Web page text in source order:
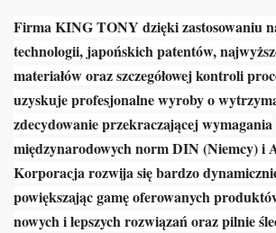
Firma KING TONY dzięki zastosowaniu
technologii, japońskich patentów,
materiałów oraz szczegółowej kontroli
uzyskuje profesjonalne wyroby o
zdecydowanie przekraczającej wymagania
międzynarodowych norm DIN (Niemcy) i
Korporacja rozwija się bardzo
powiększając gamę oferowanych
nowych i lepszych rozwiązań oraz pilnie